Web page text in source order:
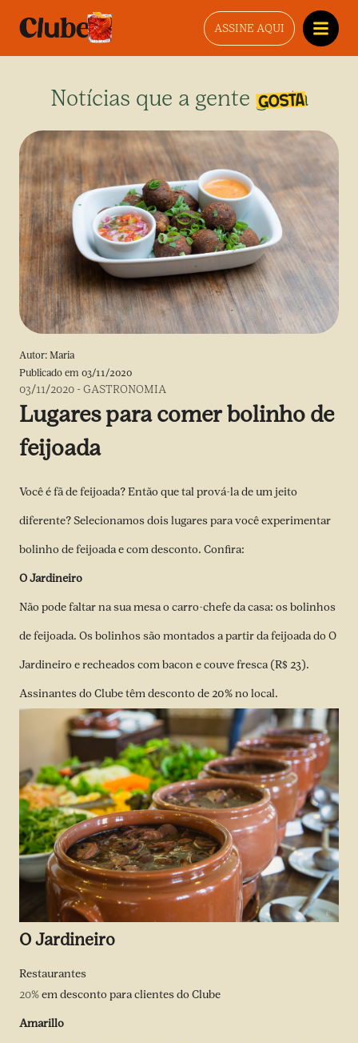
ASSINE AQUI
Notícias que a gente gosta
Autor: Maria
Publicado em 03/11/2020
03/11/2020 -GASTRONOMIA
Lugares para comer bolinho de
feijoada
Você é fã de feijoada? Então que tal prová-la de um jeito
diferente? Selecionamos dois lugares para você experimentar
bolinho de feijoada e com desconto. Confira:
O Jardineiro
Não pode faltar na sua mesa o carro-chefe da casa: os bolinhos
de feijoada. Os bolinhos são montados a partir da feijoada do O
Jardineiro e recheados com bacon e couve fresca (R$ 23).
Assinantes do Clube têm desconto de 20% no local.
O Jardineiro
Restaurantes
20%em desconto para clientes do Clube
Amarillo